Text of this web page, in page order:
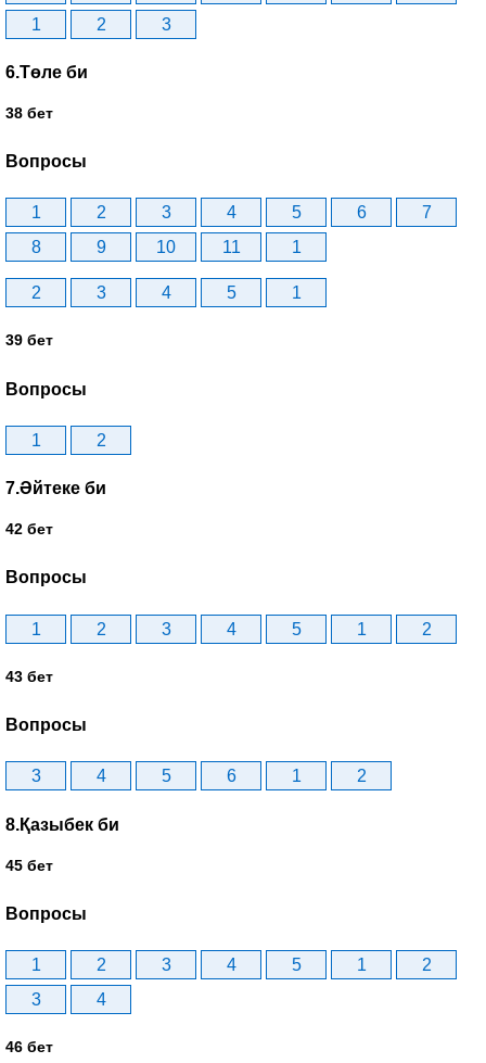
1
2 3
6.Төле би
38 бет
Вопросы
1 2 3 4 5 6
7
8
9 10 11 1
2 3 4 5 1
39 бет
Вопросы
1 2
7.Әйтеке би
42 бет
Вопросы
1 2 3 4 5 1 2
43 бет
Вопросы
3 4 5 6 1 2
8.Қазыбек би
45 бет
Вопросы
1 2 3 4 5 1
2
3
4
46 бет